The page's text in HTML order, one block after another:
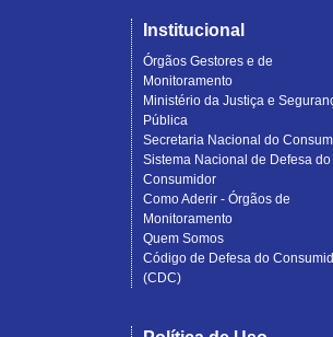
Institucional
Órgãos Gestores e de
Monitoramento
Ministério da Justiça e
Pública
Secretaria Nacional do
Sistema Nacional de Defesa do
Consumidor
Como Aderir - Órgãos de
Monitoramento
Quem Somos
Código de Defesa do
(CDC)